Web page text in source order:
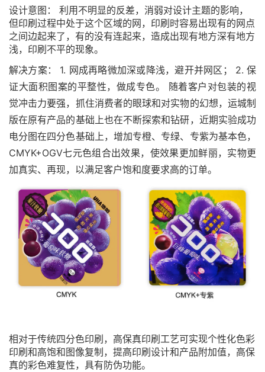
设计意图： 利用不明显的反差，消弱对设计主题的影响，
但印刷过程中处于这个区域的网，印刷时容易出现有的网点
之间边起来了，有的没有连起来，造成出现有地方深有地方
浅，印刷不平的现象。
解决方案： 1. 网成再略微加深或降浅，避开并网区； 2. 保
证大面积图案的平整性，做成专色。 随着客户对包装的视
觉冲击力要强，抓住消费者的眼球和对实物的幻想，运城制
版在原有产品的基础上也在不断探索和钻研，近期实验成功
电分图在四分色基础上，增加专橙、专绿、专紫为基本色，
CMYK+OGV七元色组合出效果，使效果更加鲜丽，实物更
加真实、再现，以满足客户饱和度要求高的订单。
相对于传统四分色印刷，高保真印刷工艺可实现个性化色彩
印刷和高饱和图像复制，提高印刷设计和产品附加值，高保
真的彩色难复性，具有防伪功能。